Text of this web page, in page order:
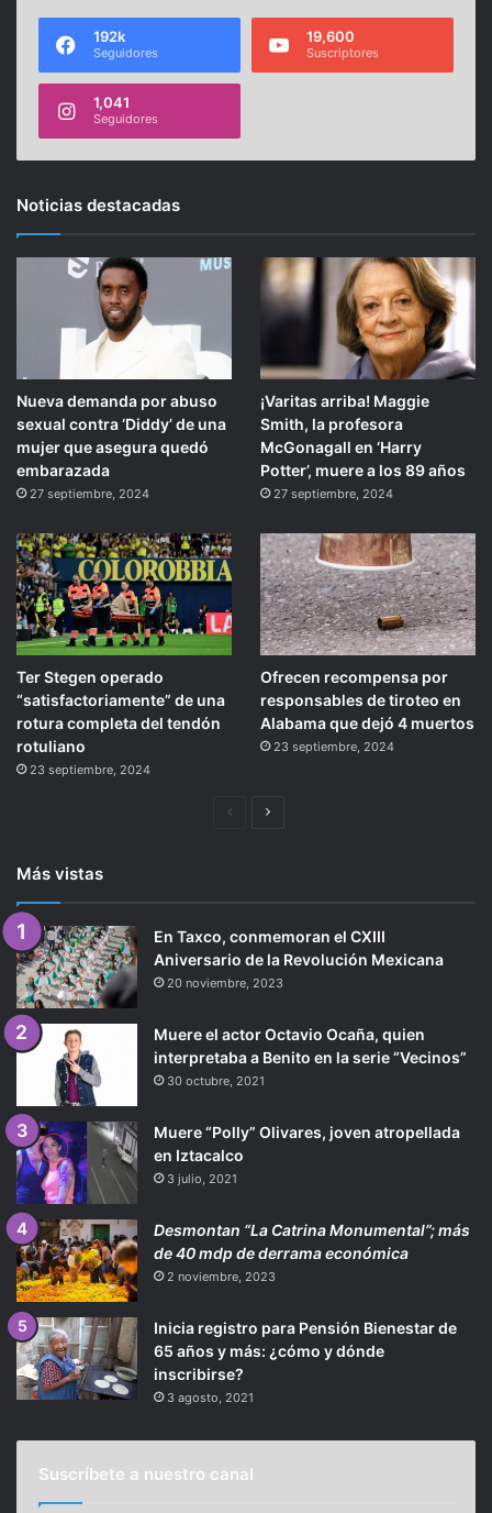
192k
Seguidores
19,600
Suscriptores
1,041
Seguidores
Noticias destacadas
Nueva demanda por abuso
sexual contra ‘Diddy’ de una
mujer que asegura quedó
embarazada
27 septiembre, 2024
¡Varitas arriba! Maggie
Smith, la profesora
McGonagall en ‘Harry
Potter’, muere a los 89 años
27 septiembre, 2024
Ter Stegen operado
“satisfactoriamente” de una
rotura completa del tendón
rotuliano
23 septiembre, 2024
Ofrecen recompensa por
responsables de tiroteo en
Alabama que dejó 4 muertos
23 septiembre, 2024
PáginaSiguiente
Más vistas
En Taxco, conmemoran el CXIII
Aniversario de la Revolución Mexicana
20 noviembre, 2023
Muere el actor Octavio Ocaña, quien
interpretaba a Benito en la serie “Vecinos”
30 octubre, 2021
Muere “Polly” Olivares, joven atropellada
en Iztacalco
3 julio, 2021
Desmontan “La Catrina Monumental”; más
de 40 mdp de derrama económica
2 noviembre, 2023
Inicia registro para Pensión Bienestar de
65 años y más: ¿cómo y dónde
inscribirse?
3 agosto, 2021
Suscríbete a nuestro canal